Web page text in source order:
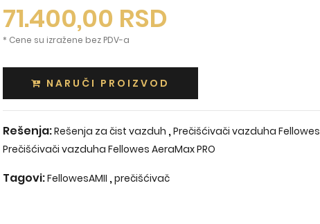
71.400,00 RSD
* Cene su izražene bez PDV-a
NARUČI PROIZVOD
Rešenja:Rešenja za čist vazduh ,Prečišćivači vazduha Fellowes
Prečišćivači vazduha Fellowes AeraMax PRO
Tagovi:FellowesAMII ,prečišćivač